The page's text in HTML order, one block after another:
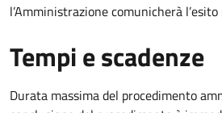
l’Amministrazione comunicherà
Tempi e scadenze
Durata massima del procedimento